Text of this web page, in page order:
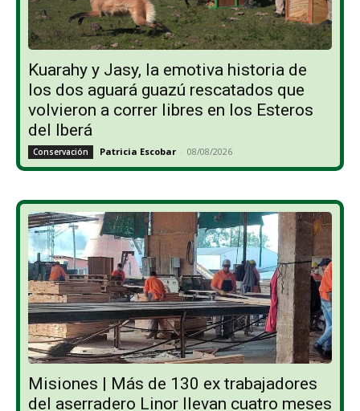
Kuarahy y Jasy, la emotiva historia de
los dos aguará guazú rescatados que
volvieron a correr libres en los Esteros
del Iberá
Conservación Patricia Escobar - 08/08/2026
Misiones | Más de 130 ex trabajadores
del aserradero Linor llevan cuatro meses